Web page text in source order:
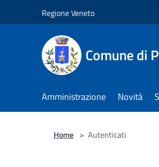
Regione Veneto
Comune di
Amministrazione Novità
Home > Autenticati